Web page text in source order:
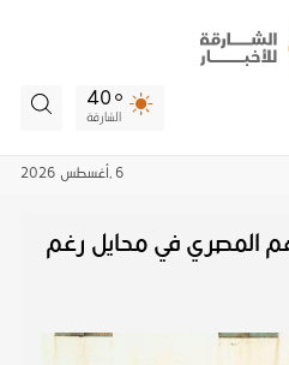
40
الشارقة
6 , أغسطس 2026
المصري في محايل رغم